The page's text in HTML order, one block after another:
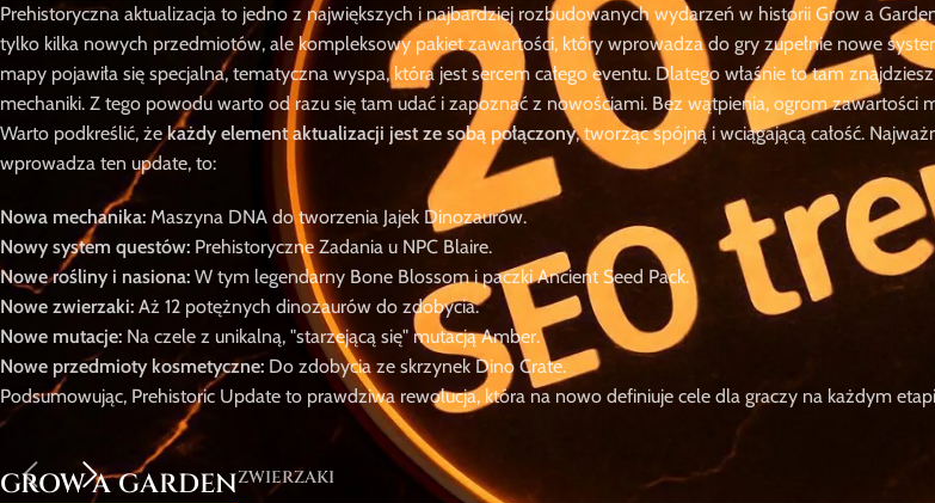
Prehistoryczna aktualizacja to jedno z największych i najbardziej rozbudowanych wydarzeń w historii Grow a
tylko kilka nowych przedmiotów, ale kompleksowy pakiet zawartości, który wprowadza do gry zupełnie nowe
mapy pojawiła się specjalna, tematyczna wyspa, która jest sercem całego eventu. Dlatego właśnie to tam
mechaniki. Z tego powodu warto od razu się tam udać i zapoznać z nowościami. Bez wątpienia, ogrom zawartości
Warto podkreślić, żekażdy element aktualizacji jest ze sobą połączony, tworząc spójną i wciągającą całość.
wprowadza ten update, to:
Nowa mechanika: Maszyna DNA do tworzenia Jajek Dinozaurów.
Nowy system questów: Prehistoryczne Zadania u NPC Blaire.
Nowe rośliny i nasiona: W tym legendarny Bone Blossom i paczki Ancient Seed Pack.
Nowe zwierzaki: Aż 12 potężnych dinozaurów do zdobycia.
Nowe mutacje: Na czele z unikalną, "starzejącą się" mutacją Amber.
Nowe przedmioty kosmetyczne: Do zdobycia ze skrzynek Dino Crate.
Podsumowując, Prehistoric Update to prawdziwa rewolucja, która na nowo definiuje cele dla graczy na każdym
GROW A GARDENZWIERZAKI